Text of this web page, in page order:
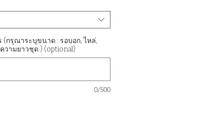
กรุณาระบุขนาด : รอบอก, ไหล่,
วามยาวชุด ) (optional)
0/500